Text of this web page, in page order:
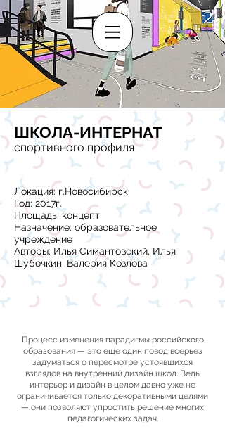
ШКОЛА-ИНТЕРНАТ
спортивного профиля
Локация: г.Новосибирск
Год: 2017г.
Площадь: концепт
Назначение: образовательное
учреждение
Авторы: Илья Симантовский, Илья
Шубочкин, Валерия Козлова
Процесс изменения парадигмы российского
образования — это еще один повод всерьез
задуматься о пересмотре устоявшихся
взглядов на внутренний дизайн школ. Ведь
интерьер и дизайн в целом давно уже не
ограничивается только декоративными целями
— они позволяют упростить решение многих
педагогических задач.